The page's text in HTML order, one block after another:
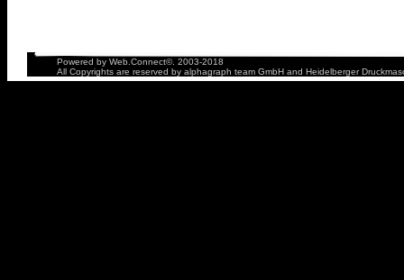
Powered by Web.Connect©. 2003-2018
All Copyrights are reserved by alphagraph team GmbH and Heidelberger